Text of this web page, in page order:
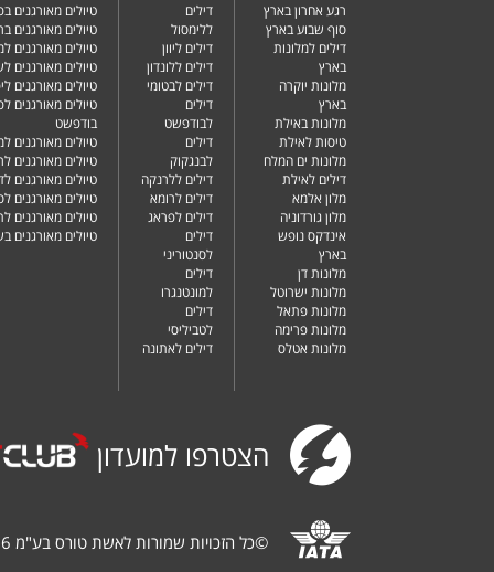
רגע אחרון בארץ
סוף שבוע בארץ
דילים למלונות
בארץ
מלונות יוקרה
בארץ
מלונות באילת
טיסות לאילת
מלונות ים המלח
דילים לאילת
מלון אלמא
מלון גורדוניה
אינדקס נופש
בארץ
מלונות דן
מלונות ישרוטל
מלונות פתאל
מלונות פרימה
מלונות אטלס
דילים
ללימסול
דילים ליוון
דילים ללונדון
דילים לבטומי
דילים
לבודפשט
דילים
לבנגקוק
דילים ללרנקה
דילים לרומא
דילים לפראג
דילים
לסנטוריני
דילים
למונטנגרו
דילים
לטביליסי
דילים לאתונה
טיולים מאורגנים
טיולים מאורגנים
טיולים מאורגנים
טיולים מאורגנים
טיולים מאורגנים
טיולים מאורגנים
בודפשט
טיולים מאורגנים
טיולים מאורגנים
טיולים מאורגנים
טיולים מאורגנים
טיולים מאורגנים
טיולים מאורגנים
הצטרפו למועדון
©כל הזכויות שמורות לאשת טורס בע"מ 1987-2026